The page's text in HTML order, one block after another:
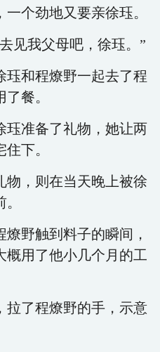
个劲地又要亲徐珏。
见我父母吧，徐珏。”
珏和程燎野一起去了程
餐。
珏准备了礼物，她让两
下。
物，则在当天晚上被徐
野触到料子的瞬间，
概用了他小几个月的工
拉了程燎野的手，示意